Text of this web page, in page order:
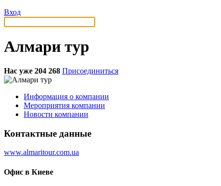
Вход
Алмари тур
Нас уже 204 268 Присоединиться
Информация о компании
Мероприятия компании
Новости компании
Контактные данные
www.almaritour.com.ua
Офис в Киеве